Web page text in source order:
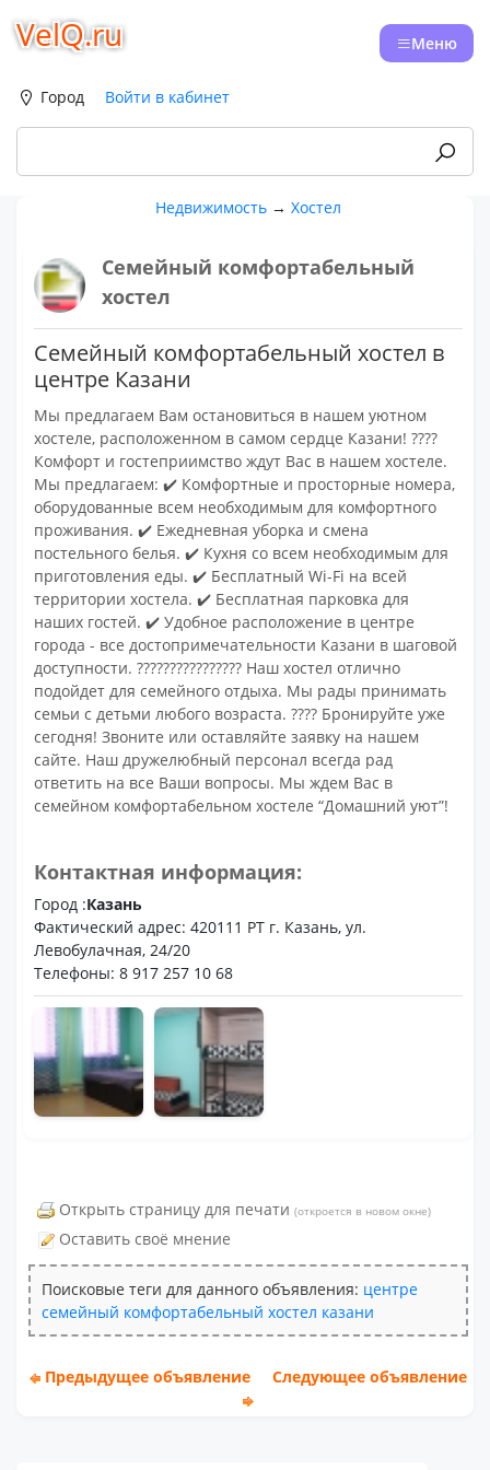
VelQ.ru Меню
Город Войти в кабинет
Недвижимость →Хостел
Семейный комфортабельный
хостел
Семейный комфортабельный хостел в
центре Казани
Мы предлагаем Вам остановиться в нашем уютном
хостеле, расположенном в самом сердце Казани! ????
Комфорт и гостеприимство ждут Вас в нашем хостеле.
Мы предлагаем: ✔️ Комфортные и просторные номера,
оборудованные всем необходимым для комфортного
проживания. ✔️ Ежедневная уборка и смена
постельного белья. ✔️ Кухня со всем необходимым для
приготовления еды. ✔️ Бесплатный Wi-Fi на всей
территории хостела. ✔️ Бесплатная парковка для
наших гостей. ✔️ Удобное расположение в центре
города - все достопримечательности Казани в шаговой
доступности. ????‍????‍????‍???? Наш хостел отлично
подойдет для семейного отдыха. Мы рады принимать
семьи с детьми любого возраста. ???? Бронируйте уже
сегодня! Звоните или оставляйте заявку на нашем
сайте. Наш дружелюбный персонал всегда рад
ответить на все Ваши вопросы. Мы ждем Вас в
семейном комфортабельном хостеле “Домашний уют”!
Контактная информация:
Город :Казань
Фактический адрес: 420111 РТ г. Казань, ул.
Левобулачная, 24/20
Телефоны: 8 917 257 10 68
Открыть страницу для печати (откроется в новом окне)
Оставить своё мнение
Поисковые теги для данного объявления: центре
семейный комфортабельный хостел казани
Предыдущее объявление Следующее объявление